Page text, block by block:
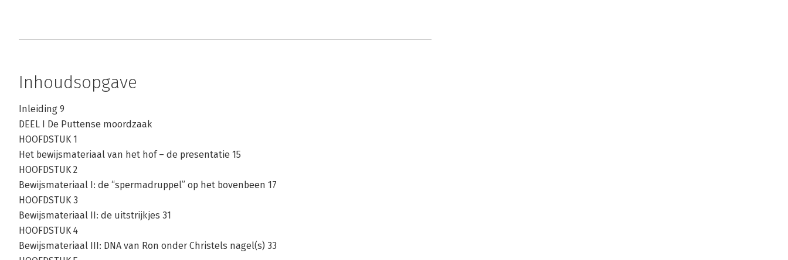
Inhoudsopgave
Inleiding 9
DEEL I De Puttense moordzaak
HOOFDSTUK 1
Het bewijsmateriaal van het hof – de presentatie 15
HOOFDSTUK 2
Bewijsmateriaal I: de “spermadruppel” op het bovenbeen 17
HOOFDSTUK 3
Bewijsmateriaal II: de uitstrijkjes 31
HOOFDSTUK 4
Bewijsmateriaal III: DNA van Ron onder Christels nagel(s) 33